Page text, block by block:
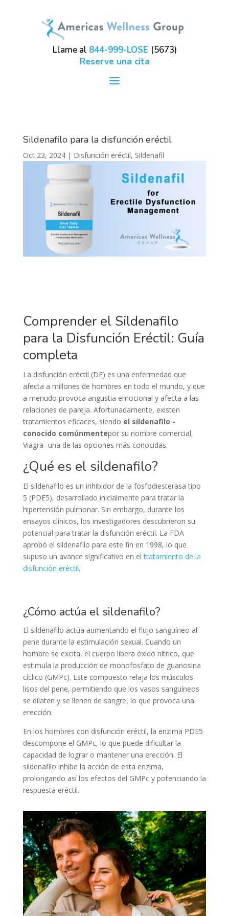
Llame al 844-999-LOSE (5673)
Reserve una cita
Sildenafilo para la disfunción eréctil
Oct 23, 2024| Disfunción eréctil, Sildenafil
Comprender el Sildenafilo
para la Disfunción Eréctil: Guía
completa
La disfunción eréctil (DE) es una enfermedad que
afecta a millones de hombres en todo el mundo, y que
a menudo provoca angustia emocional y afecta a las
relaciones de pareja. Afortunadamente, existen
tratamientos eficaces, siendo el sildenafilo -
conocido comúnmentepor su nombre comercial,
Viagra- una de las opciones más conocidas.
¿Qué es el sildenafilo?
El sildenafilo es un inhibidor de la fosfodiesterasa tipo
5 (PDE5), desarrollado inicialmente para tratar la
hipertensión pulmonar. Sin embargo, durante los
ensayos clínicos, los investigadores descubrieron su
potencial para tratar la disfunción eréctil. La FDA
aprobó el sildenafilo para este fin en 1998, lo que
supuso un avance significativo en eltratamiento de la
disfunción eréctil.
¿Cómo actúa el sildenafilo?
El sildenafilo actúa aumentando el flujo sanguíneo al
pene durante la estimulación sexual. Cuando un
hombre se excita, el cuerpo libera óxido nítrico, que
estimula la producción de monofosfato de guanosina
cíclico (GMPc). Este compuesto relaja los músculos
lisos del pene, permitiendo que los vasos sanguíneos
se dilaten y se llenen de sangre, lo que provoca una
erección.
En los hombres con disfunción eréctil, la enzima PDE5
descompone el GMPc, lo que puede dificultar la
capacidad de lograr o mantener una erección. El
sildenafilo inhibe la acción de esta enzima,
prolongando así los efectos del GMPc y potenciando la
respuesta eréctil.